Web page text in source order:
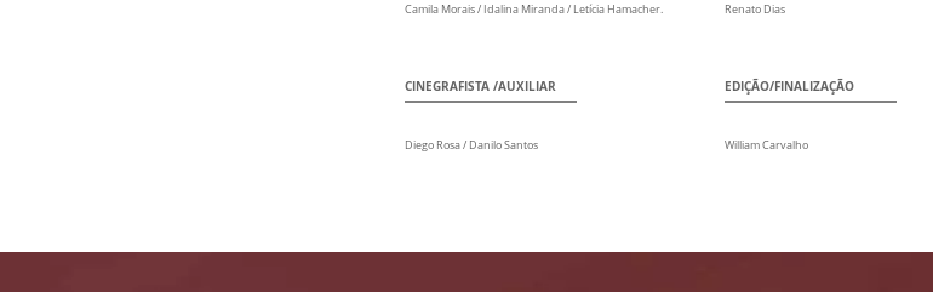
Camila Morais / Idalina Miranda / Letícia Hamacher.
CINEGRAFISTA /AUXILIAR
Diego Rosa / Danilo Santos
Renato Dias
EDIÇÃO/FINALIZAÇÃO
William Carvalho